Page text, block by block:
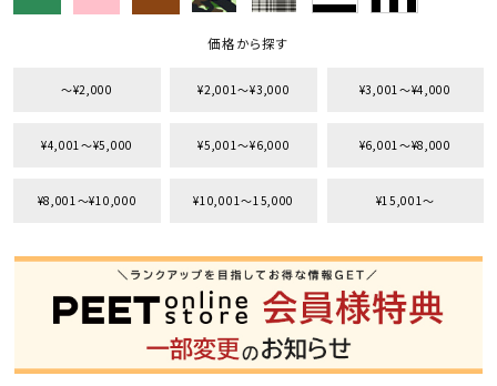
価格から探す
カテゴリ
S
M
L
価格から探す
〜¥2,000 ¥2,001〜¥3,000 ¥3,001〜¥4,000
¥4,001〜¥5,000 ¥5,001〜¥6,000 ¥6,001〜¥8,000
¥8,001〜¥10,000 ¥10,001〜15,000 ¥15,001〜